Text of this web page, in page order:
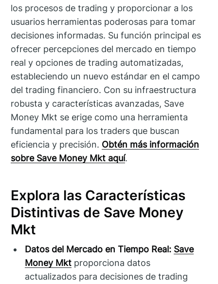
los procesos de trading y proporcionar a los
usuarios herramientas poderosas para tomar
decisiones informadas. Su función principal es
ofrecer percepciones del mercado en tiempo
real y opciones de trading automatizadas,
estableciendo un nuevo estándar en el campo
del trading financiero. Con su infraestructura
robusta y características avanzadas, Save
Money Mkt se erige como una herramienta
fundamental para los traders que buscan
eficiencia y precisión. Obtén más información
sobre Save Money Mkt aquí.
Explora las Características
Distintivas de Save Money
Mkt
Datos del Mercado en Tiempo Real: Save
Money Mkt proporciona datos
actualizados para decisiones de trading